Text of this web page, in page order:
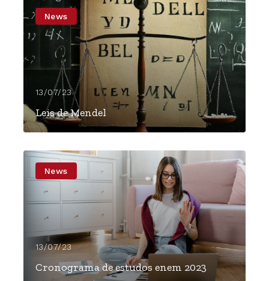
News
13/07/23
Leis de Mendel
News
13/07/23
Cronograma de estudos enem 2023